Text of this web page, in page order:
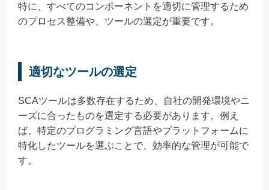
特に、すべてのコンポーネントを適切に管理するため
のプロセス整備や、ツールの選定が重要です。
適切なツールの選定
SCAツールは多数存在するため、自社の開発環境やニ
ーズに合ったものを選定する必要があります。例え
ば、特定のプログラミング言語やプラットフォームに
特化したツールを選ぶことで、効率的な管理が可能で
す。